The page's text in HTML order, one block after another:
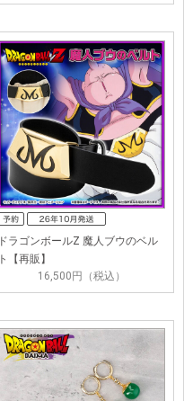
ドラゴンボールZ 魔人ブウのベル
ト【再販】
16,500円（税込）